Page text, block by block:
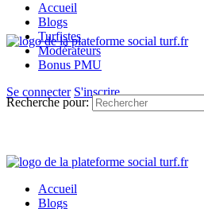
Accueil
Blogs
Turfistes
Modérateurs
Bonus PMU
Se connecter S'inscrire
Recherche pour:
Accueil
Blogs